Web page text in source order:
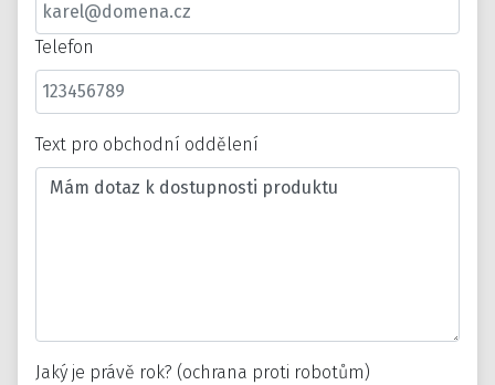
Telefon
Text pro obchodní oddělení
Jaký je právě rok? (ochrana proti robotům)